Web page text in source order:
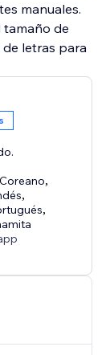
manuales.
tamaño de
letras para
de Color",
La
la velocidad
Coreano,
,
,